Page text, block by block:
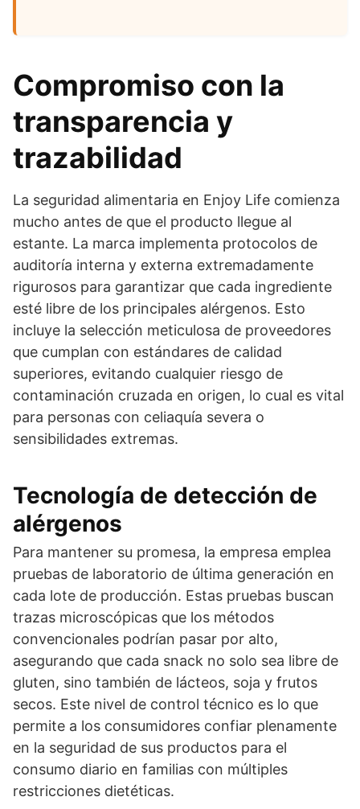
Compromiso con la
transparencia y
trazabilidad
La seguridad alimentaria en Enjoy Life comienza
mucho antes de que el producto llegue al
estante. La marca implementa protocolos de
auditoría interna y externa extremadamente
rigurosos para garantizar que cada ingrediente
esté libre de los principales alérgenos. Esto
incluye la selección meticulosa de proveedores
que cumplan con estándares de calidad
superiores, evitando cualquier riesgo de
contaminación cruzada en origen, lo cual es vital
para personas con celiaquía severa o
sensibilidades extremas.
Tecnología de detección de
alérgenos
Para mantener su promesa, la empresa emplea
pruebas de laboratorio de última generación en
cada lote de producción. Estas pruebas buscan
trazas microscópicas que los métodos
convencionales podrían pasar por alto,
asegurando que cada snack no solo sea libre de
gluten, sino también de lácteos, soja y frutos
secos. Este nivel de control técnico es lo que
permite a los consumidores confiar plenamente
en la seguridad de sus productos para el
consumo diario en familias con múltiples
restricciones dietéticas.